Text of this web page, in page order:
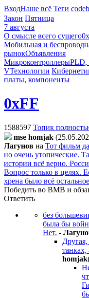
ВходНаше всё Теги
Закон Пятница
7 августа
О смысле всего сущего
Мобильная и
рынокОбъявления
МикроконтроллерыPLD,
VТехнологии
платы, компоненты
0xFF
1588597 Топик
mse homjak
Лaгyнoв на Тот фильм
но очень утопические.
истории всё верно.
Вопрос только в целях.
хрена было всё
Победить во ВМВ и
Ответить
без
была бы
Нет. -
homjak